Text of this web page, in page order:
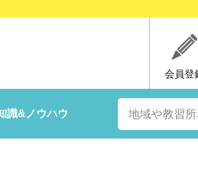
会員登
識&ノウハウ